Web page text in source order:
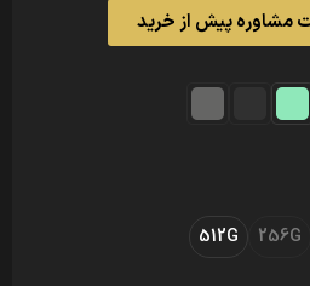
مشاوره پیش از خرید
256G
512G